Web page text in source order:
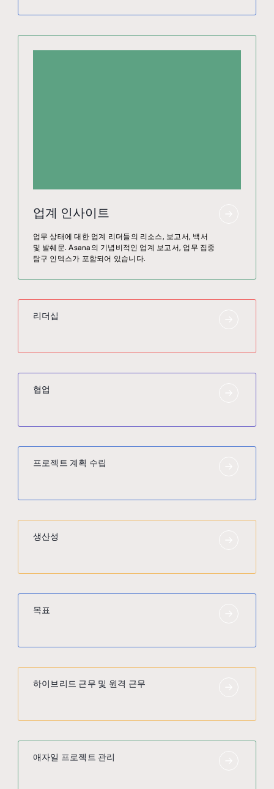
업계 인사이트
업무 상태에 대한 업계 리더들의 리소스, 보고서, 백서
및 발췌문. Asana의 기념비적인 업계 보고서, 업무 집중
탐구 인덱스가 포함되어 있습니다.
리더십
협업
프로젝트 계획 수립
생산성
목표
하이브리드 근무 및 원격 근무
애자일 프로젝트 관리